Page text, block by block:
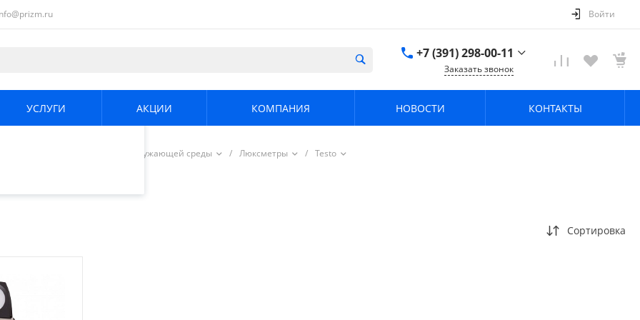
и
Продолжая
использования.
.
Войти
+7 (391) 298-00-11
г. Красноярск, пер.
Заказать звонок
УСЛУГИ АКЦИИ КОМПАНИЯ НОВОСТИ КОНТАКТЫ
Измерители параметров окружающей среды / Люксметры / Testo
Сортировка